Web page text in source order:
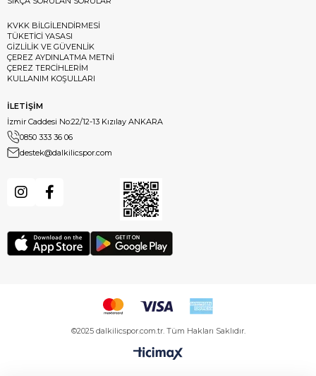
KVKK BİLGİLENDİRMESİ
TÜKETİCİ YASASI
GİZLİLİK VE GÜVENLİK
ÇEREZ AYDINLATMA METNİ
ÇEREZ TERCİHLERİM
KULLANIM KOŞULLARI
İLETİŞİM
İzmir Caddesi No:22/12-13 Kızılay ANKARA
0850 333 36 06
destek@dalkilicspor.com
©2025 dalkilicspor.com.tr. Tüm Hakları Saklıdır.